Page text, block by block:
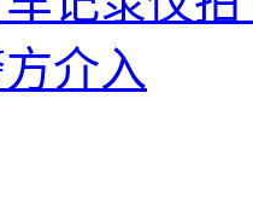
方介入